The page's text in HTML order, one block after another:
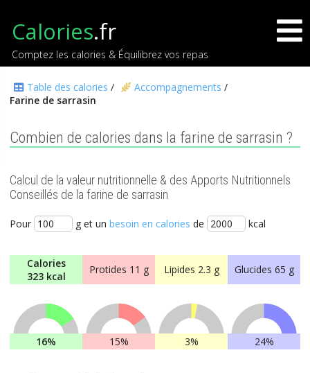
Calories.fr
Comptez les calories & Équilibrez vos repas
Table des calories / Accompagnements /
Farine de sarrasin
Combien de calories dans la farine de sarrasin ?
Calcul de la valeur nutritionnelle & des Apports Nutritionnels
Conseillés de la farine de sarrasin
Pour g et un besoin en calories de kcal
Calories
323 kcal
Protides 11 g Lipides 2.3 g Glucides 65 g
16% 15% 3% 24%